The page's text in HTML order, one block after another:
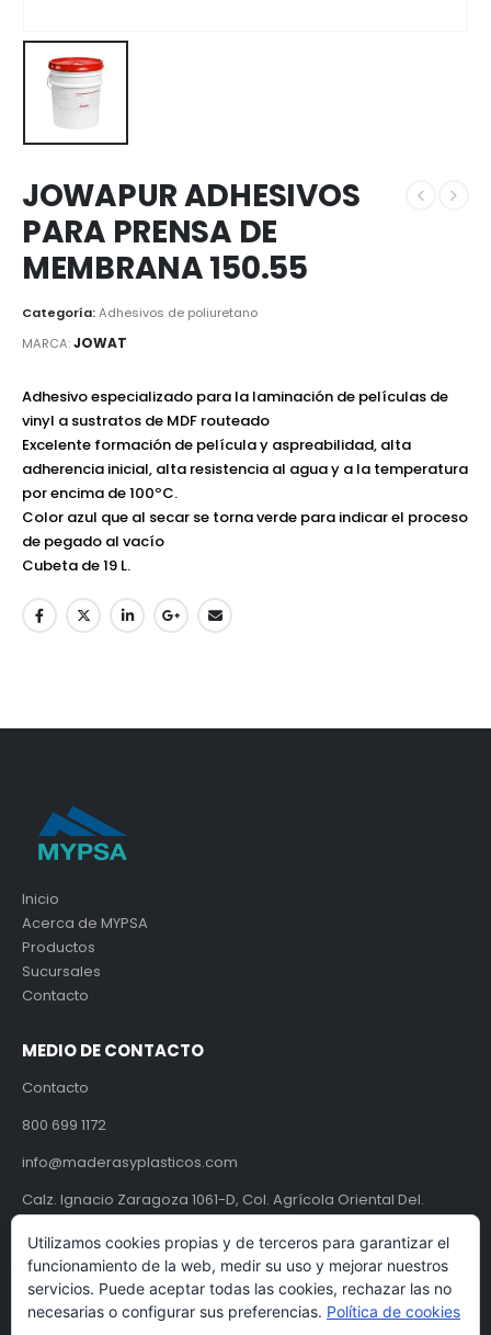
JOWAPUR ADHESIVOS
PARA PRENSA DE
MEMBRANA 150.55
Categoría:Adhesivos de poliuretano
MARCA:JOWAT
Adhesivo especializado para la laminación de películas de
vinyl a sustratos de MDF routeado
Excelente formación de película y aspreabilidad, alta
adherencia inicial, alta resistencia al agua y a la temperatura
por encima de 100ºC.
Color azul que al secar se torna verde para indicar el proceso
de pegado al vacío
Cubeta de 19 L.
Inicio
Acerca de MYPSA
Productos
Sucursales
Contacto
MEDIO DE CONTACTO
Contacto
800 699 1172
info@maderasyplasticos.com
Calz. Ignacio Zaragoza 1061-D, Col. Agrícola Oriental Del.
Aviso de Privacidad
Utilizamos cookies propias y de terceros para garantizar el
funcionamiento de la web, medir su uso y mejorar nuestros
servicios. Puede aceptar todas las cookies, rechazar las no
necesarias o configurar sus preferencias. Política de cookies